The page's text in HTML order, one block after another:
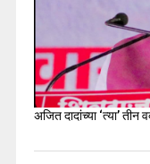
अजित दादांच्या ‘त्या’ तीन